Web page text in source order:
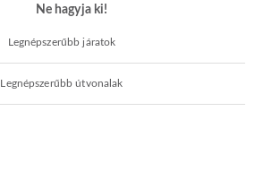
Ne hagyja ki!
Legnépszerűbb járatok
Legnépszerűbb útvonalak